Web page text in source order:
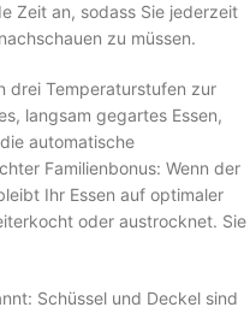
Zeit an, sodass Sie jederzeit
zu müssen.
drei Temperaturstufen zur
langsam gegartes Essen,
automatische
Familienbonus: Wenn der
Ihr Essen auf optimaler
oder austrocknet. Sie
Schüssel und Deckel sind